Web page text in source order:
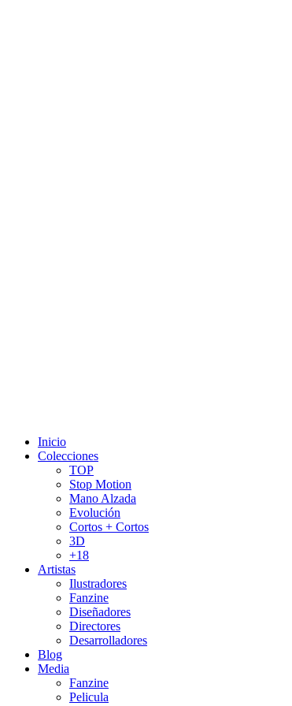
Inicio
Colecciones
TOP
Stop Motion
Mano Alzada
Evolución
Cortos + Cortos
3D
+18
Artistas
Ilustradores
Fanzine
Diseñadores
Directores
Desarrolladores
Blog
Media
Fanzine
Pelicula